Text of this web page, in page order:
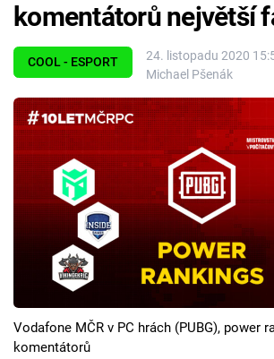
Témata
Filmy
Seriály
Cool Esport
Pořady
TV Program
COOL - ESPORT
24. listopadu 2020
Michael Pšenák
komentátorů největší
Vodafone MČR v PC hrách (PUBG), power
komentátorů